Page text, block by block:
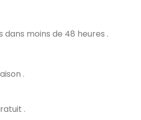
dans moins de 48 heures .
.
.